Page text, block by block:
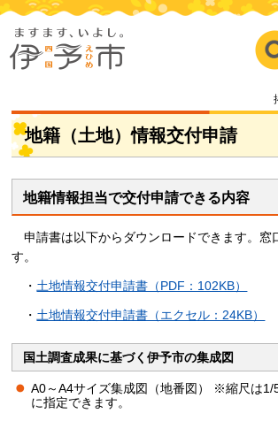
地籍（土地）情報交付申請
地籍情報担当で交付申請できる内容
申請書は以下からダウンロードできます。窓
す。
・ 土地情報交付申請書（PDF：102KB）
・土地情報交付申請書（エクセル：24KB）
国土調査成果に基づく伊予市の集成図
A0～A4サイズ集成図（地番図） ※縮尺は1/
に指定できます。